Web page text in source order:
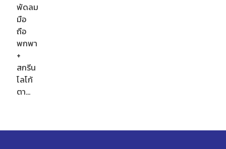
พัดลม
มือ
ถือ
พกพา
+
สกรีน
โลโก้
ตา…